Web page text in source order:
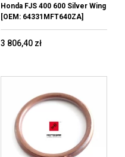
Honda FJS 400 600 Silver Wing
[OEM: 64331MFT640ZA]
3 806,40 zł